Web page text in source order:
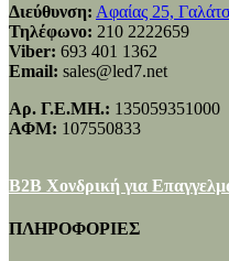
Διεύθυνση: Αφαίας 25,
Τηλέφωνο: 210 2222659
Viber: 693 401 1362
Email: sales@led7.net
Αρ. Γ.Ε.ΜΗ.: 135059351000
ΑΦΜ: 107550833
B2B Χονδρική για
ΠΛΗΡΟΦΟΡΙΕΣ